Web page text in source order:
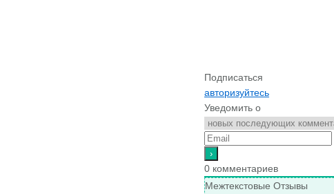
Подписаться
авторизуйтесь
Уведомить о
0 комментариев
Межтекстовые Отзывы